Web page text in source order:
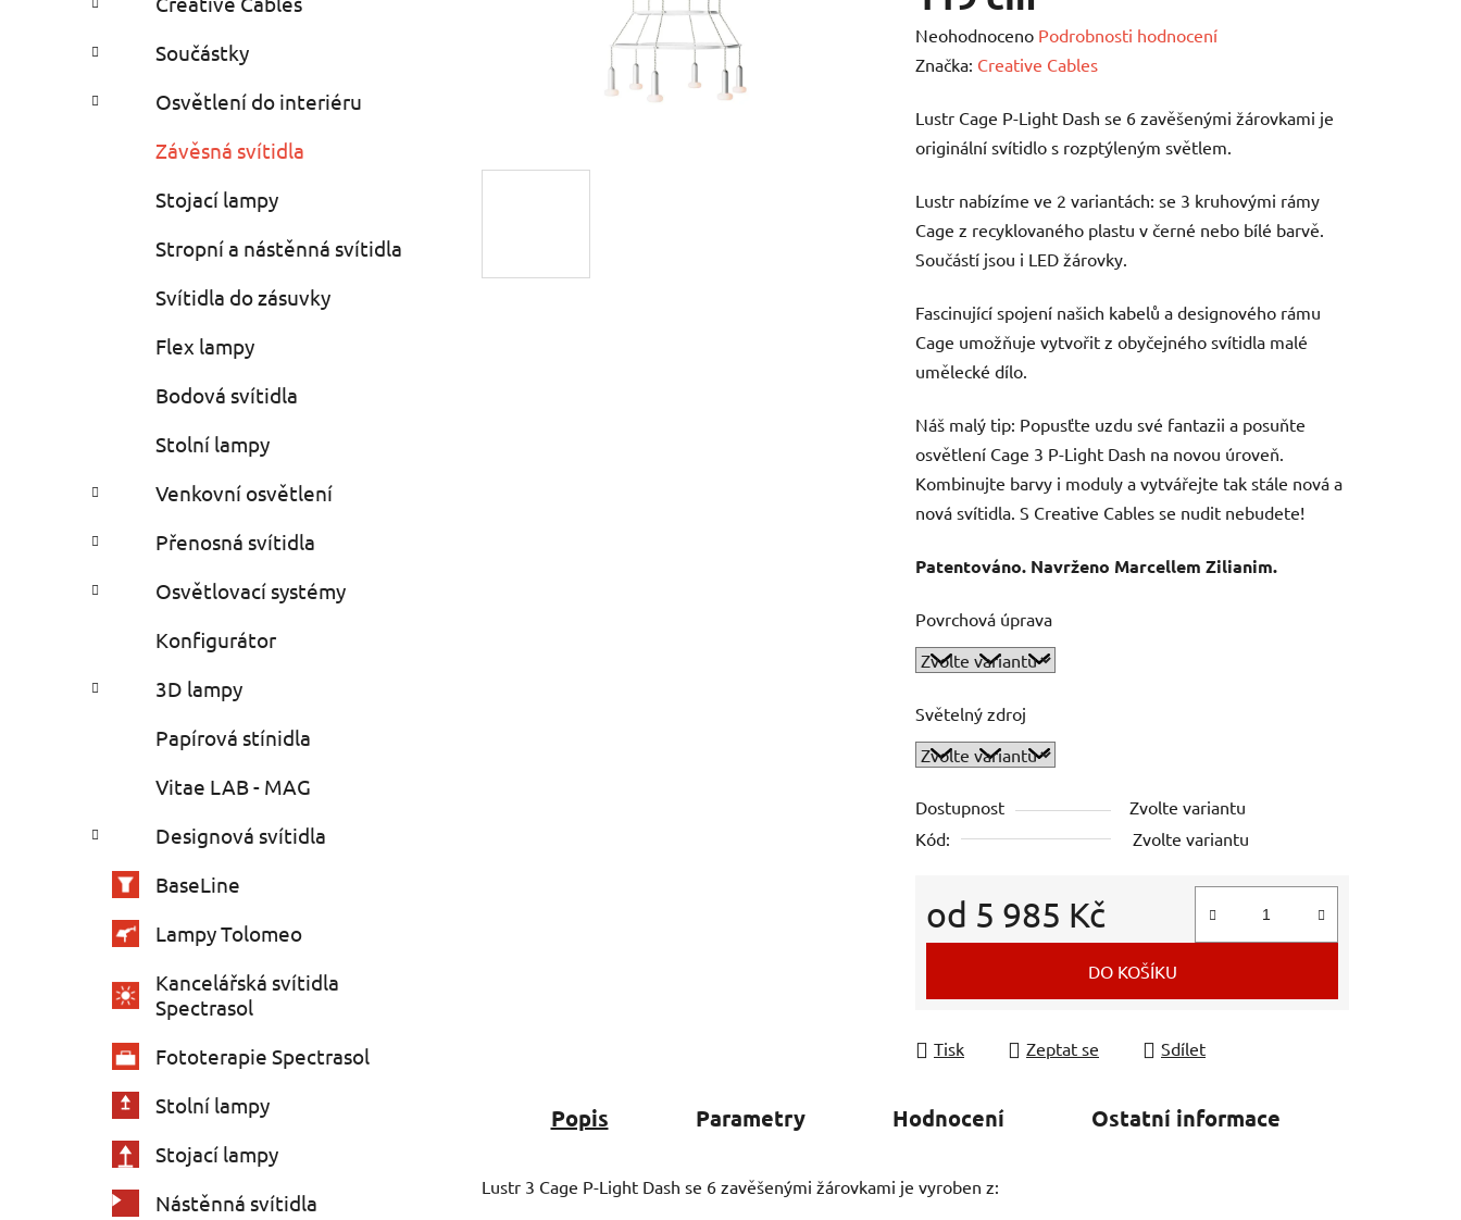
n
n
p
i
Součástky
Osvětlení do interiéru
Závěsná svítidla
Stojací lampy
Stropní a nástěnná svítidla
Svítidla do zásuvky
Flex lampy
Bodová svítidla
Stolní lampy
Venkovní osvětlení
Přenosná svítidla
Osvětlovací systémy
Konfigurátor
3D lampy
Papírová stínidla
Vitae LAB - MAG
Designová svítidla
BaseLine
Lampy Tolomeo
Kancelářská svítidla
Spectrasol
Fototerapie Spectrasol
Stolní lampy
Stojací lampy
Nástěnná svítidla
Průměrné
hodnocení
je
0,0
5
hvězdiček.
Neohodnoceno Podrobnosti hodnocení
Značka: Creative Cables
Lustr Cage P-Light Dash se 6 zavěšenými žárovkami je
originální svítidlo s rozptýleným světlem.
Lustr nabízíme ve 2 variantách: se 3 kruhovými rámy
Cage z recyklovaného plastu v černé nebo bílé barvě.
Součástí jsou i LED žárovky.
Fascinující spojení našich kabelů a designového rámu
Cage umožňuje vytvořit z obyčejného svítidla malé
umělecké dílo.
Náš malý tip: Popusťte uzdu své fantazii a posuňte
osvětlení Cage 3 P-Light Dash na novou úroveň.
Kombinujte barvy i moduly a vytvářejte tak stále nová a
nová svítidla. S Creative Cables se nudit nebudete!
Patentováno. Navrženo Marcellem Zilianim.
Povrchová úprava
Světelný zdroj
Dostupnost
Zvolte variantu
Kód:
Zvolte variantu
od 5 985 Kč
Měrná cena:
DO KOŠÍKU
Tisk Zeptat se Sdílet
Popis Parametry Hodnocení Ostatní informace
Lustr 3 Cage P-Light Dash se 6 zavěšenými žárovkami je vyroben z: